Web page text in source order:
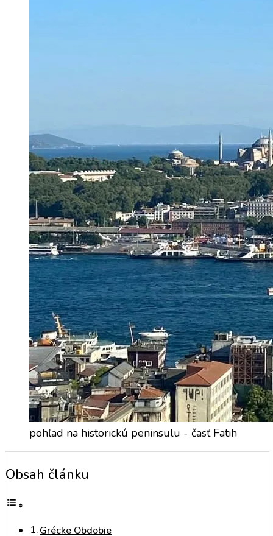
pohľad na historickú peninsulu - časť Fatih
Obsah článku
Grécke Obdobie